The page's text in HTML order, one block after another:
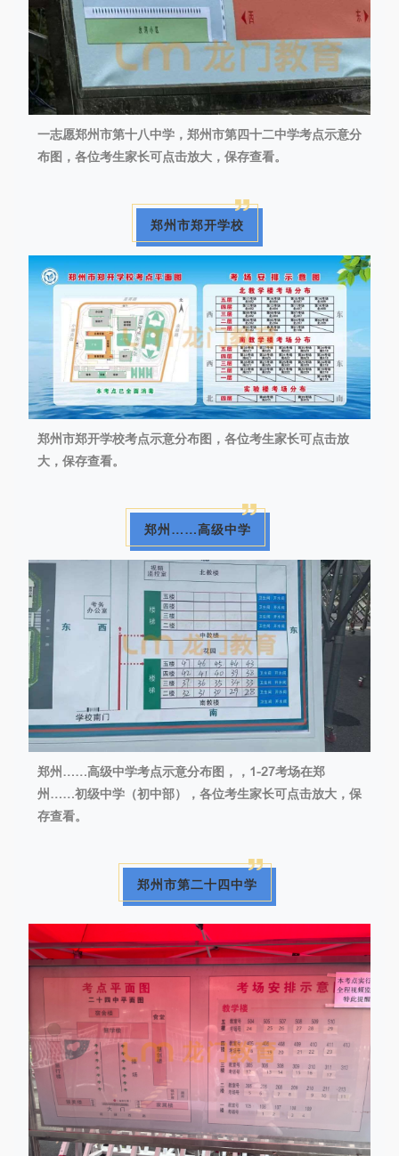
一志愿郑州市第十八中学， 郑州市第四十二中学考点示意分
布图，各位考生家长可点击放大，保存查看。
郑州市郑开学校
郑州市郑开学校考点示意分布图，各位考生家长可点击放
大，保存查看。
郑州……高级中学
郑州……高级中学考点示意分布图，，1-27考场在郑
州……初级中学（初中部），各位考生家长可点击放大，保
存查看。
郑州市第二十四中学